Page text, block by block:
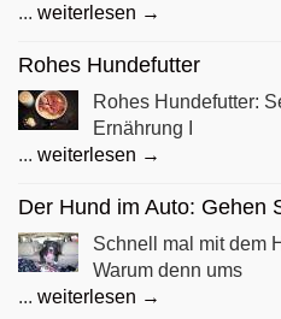
... weiterlesen →
Rohes Hundefutter
Rohes Hundefutter:
Ernährung I
... weiterlesen →
Der Hund im Auto: Gehen
Schnell mal mit dem
Warum denn ums
... weiterlesen →